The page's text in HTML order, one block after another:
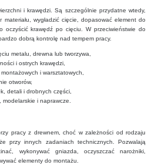
i krawędzi. Są szczególnie przydatne wtedy,
wygładzić cięcie, dopasować element do
oczyścić krawędź po cięciu. W przeciwieństwie do
dobrą kontrolę nad tempem pracy.
metalu, drewna lub tworzywa,
i ostrych krawędzi,
i warsztatowych,
otworów,
detali i drobnych części,
i naprawcze.
pracy z drewnem, choć w zależności od rodzaju
przy innych zadaniach technicznych. Pozwalają
wykonywać gniazda, oczyszczać narożniki,
elementy do montażu.